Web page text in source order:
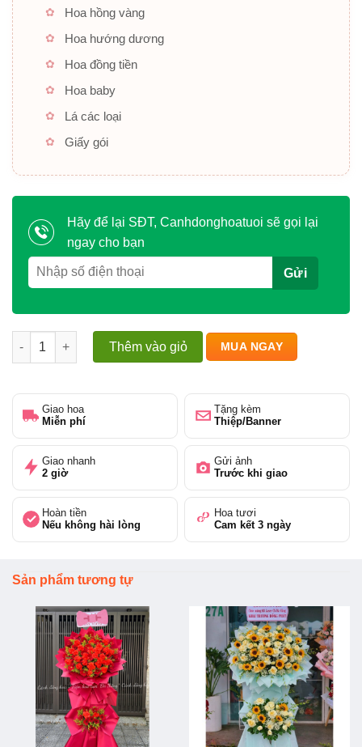
Hoa hồng vàng
Hoa hướng dương
Hoa đồng tiền
Hoa baby
Lá các loại
Giấy gói
Hãy để lại SĐT, Canhdonghoatuoi sẽ gọi lại
ngay cho bạn
Sắc vàng hưng thịnh số lượng
Thêm vào giỏ MUA NGAY
Giao hoa
Miễn phí
Tặng kèm
Thiệp/Banner
Giao nhanh
2 giờ
Gửi ảnh
Trước khi giao
Hoàn tiền
Nếu không hài lòng
Hoa tươi
Cam kết 3 ngày
Sản phẩm tương tự